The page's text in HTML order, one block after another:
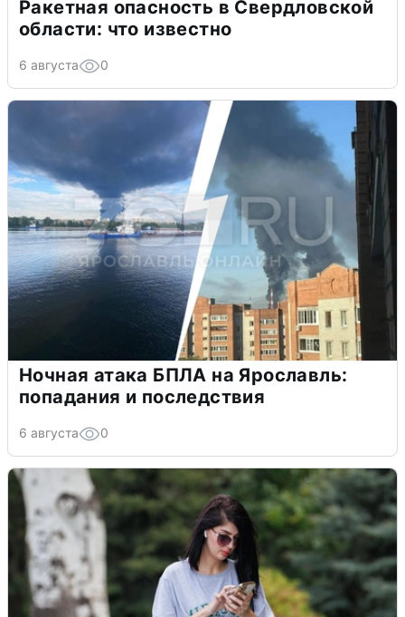
Ракетная опасность в Свердловской
области: что известно
6 августа 0
Ночная атака БПЛА на Ярославль:
попадания и последствия
6 августа 0